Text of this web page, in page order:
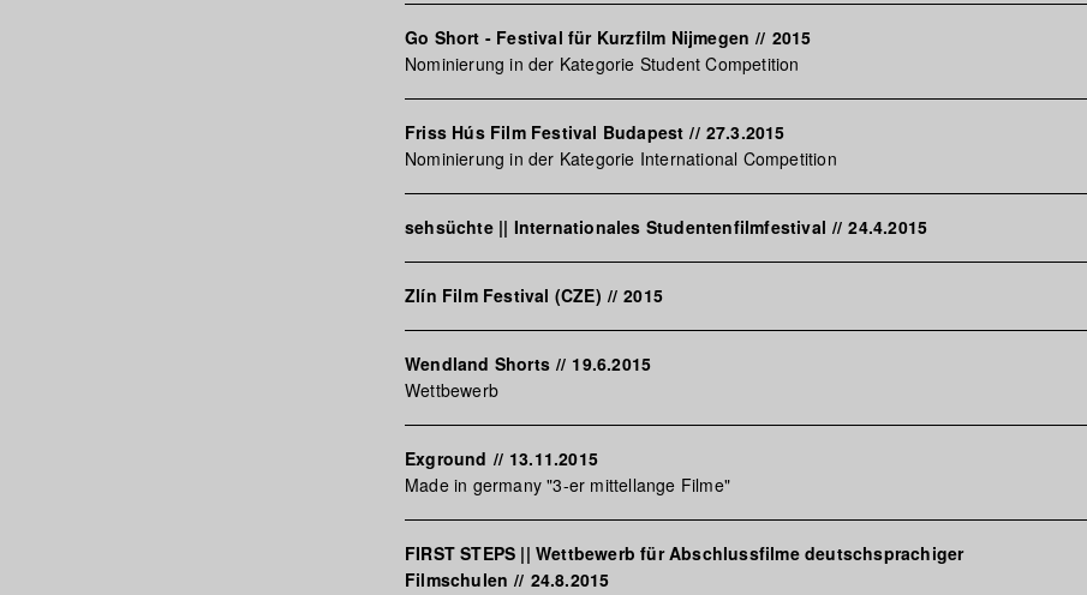
Go Short - Festival für Kurzfilm Nijmegen // 2015
Nominierung in der Kategorie Student Competition
Friss Hús Film Festival Budapest // 27.3.2015
Nominierung in der Kategorie International Competition
sehsüchte || Internationales Studentenfilmfestival // 24.4.2015
Zlín Film Festival (CZE) // 2015
Wendland Shorts // 19.6.2015
Wettbewerb
Exground // 13.11.2015
Made in germany "3-er mittellange Filme"
FIRST STEPS || Wettbewerb für Abschlussfilme deutschsprachiger
Filmschulen // 24.8.2015